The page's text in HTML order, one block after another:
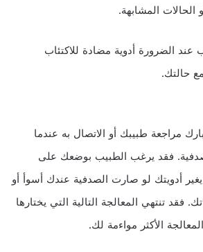
المشابهة.
الضرورة أدوية مضادة للاكتئاب
حالتك.
مراجعة طبيبك أو الاتصال به عندما
فقد يرغب الطبيب بوضعك على
أدويتك لو صارت الصدفية عندك أسوأ أو
فقد تنتهي المعالجة التالية التي يختارها
الأكثر مواءمة لك.